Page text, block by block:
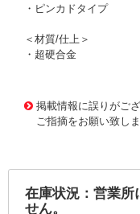
・ピンカドタイプ
＜材質/仕上＞
・超硬合金
掲載情報に誤りがご
ご指摘をお願い致しま
在庫状況：営業所
せん。